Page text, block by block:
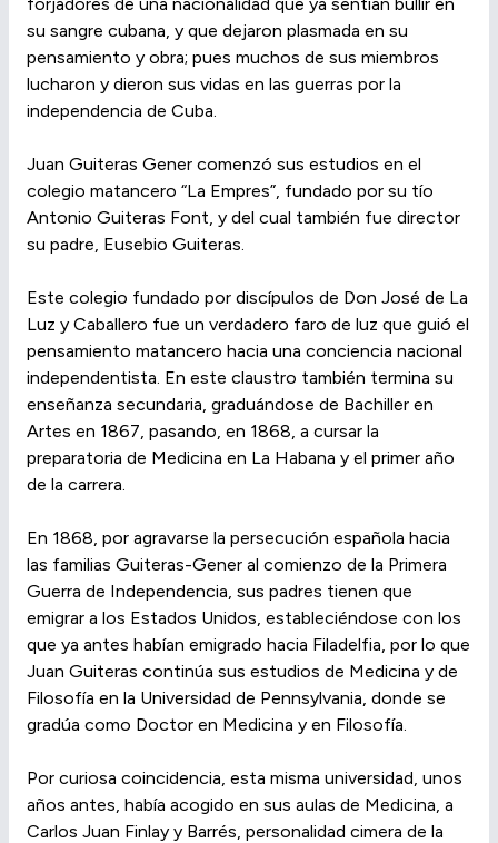
su sangre cubana, y que dejaron plasmada en su
pensamiento y obra; pues muchos de sus miembros
lucharon y dieron sus vidas en las guerras por la
independencia de Cuba.
Juan Guiteras Gener comenzó sus estudios en el
colegio matancero “La Empres”, fundado por su tío
Antonio Guiteras Font, y del cual también fue director
su padre, Eusebio Guiteras.
Este colegio fundado por discípulos de Don José de La
Luz y Caballero fue un verdadero faro de luz que guió el
pensamiento matancero hacia una conciencia nacional
independentista. En este claustro también termina su
enseñanza secundaria, graduándose de Bachiller en
Artes en 1867, pasando, en 1868, a cursar la
preparatoria de Medicina en La Habana y el primer año
de la carrera.
En 1868, por agravarse la persecución española hacia
las familias Guiteras-Gener al comienzo de la Primera
Guerra de Independencia, sus padres tienen que
emigrar a los Estados Unidos, estableciéndose con los
que ya antes habían emigrado hacia Filadelfia, por lo que
Juan Guiteras continúa sus estudios de Medicina y de
Filosofía en la Universidad de Pennsylvania, donde se
gradúa como Doctor en Medicina y en Filosofía.
Por curiosa coincidencia, esta misma universidad, unos
años antes, había acogido en sus aulas de Medicina, a
Carlos Juan Finlay y Barrés, personalidad cimera de la